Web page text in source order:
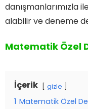
danışmanlarımızla
alabilir ve deneme
Matematik Özel
İçerik gizle
1 Matematik Özel